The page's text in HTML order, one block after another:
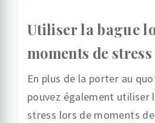
Utiliser la bague
moments de stress
En plus de la porter au
pouvez également utiliser
stress lors de moments